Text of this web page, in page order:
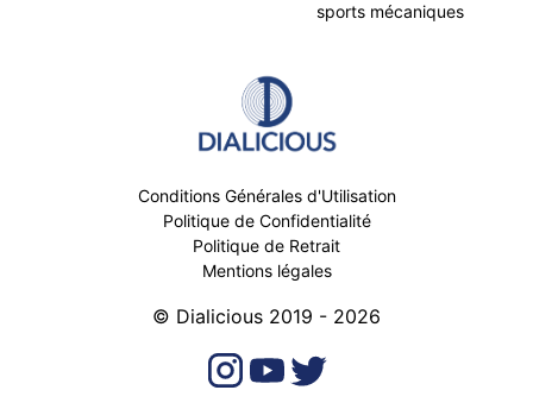
sports mécaniques
Conditions Générales d'Utilisation
Politique de Confidentialité
Politique de Retrait
Mentions légales
© Dialicious 2019 - 2026